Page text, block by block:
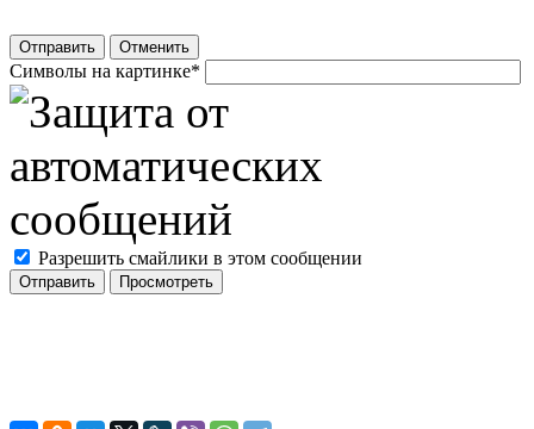
Отправить
Символы на картинке*